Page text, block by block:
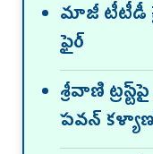
మాజీ టీటీడీ
ఫైర్
శ్రీవాణి
పవన్